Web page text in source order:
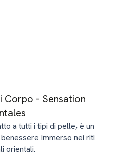
Corpo - Sensation
a tutti i tipi di pelle, è un
immerso nei riti
orientali.